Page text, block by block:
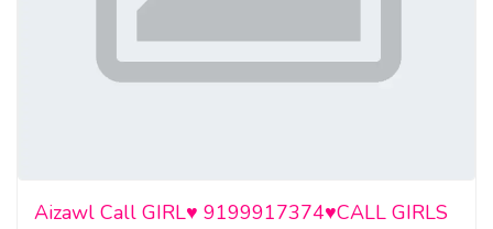
Aizawl Call GIRL♥️ 9199917374♥️CALL GIRLS